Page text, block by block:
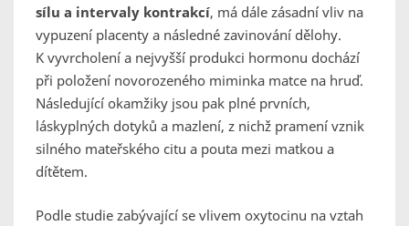
sílu a intervaly kontrakcí, má dále zásadní vliv na
vypuzení placenty a následné zavinování dělohy.
K vyvrcholení a nejvyšší produkci hormonu dochází
při položení novorozeného miminka matce na hruď.
Následující okamžiky jsou pak plné prvních,
láskyplných dotyků a mazlení, z nichž pramení vznik
silného mateřského citu a pouta mezi matkou a
dítětem.
Podle studie zabývající se vlivem oxytocinu na vztah